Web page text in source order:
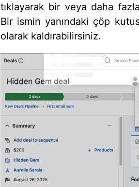
tıklayarak bir veya daha
Bir ismin yanındaki çöp
olarak kaldırabilirsiniz.